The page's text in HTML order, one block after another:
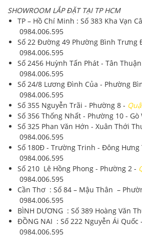
SHOWROOM LẮP ĐẶT TẠI TP HCM
TP – Hồ Chí Minh : Số 383 Kha Vạn
0984.006.595
Số 22 Đường 49 Phường Bình Trưng
0984.006.595
Số 2456 Huỳnh Tấn Phát - Tân
0984.006.595
Số 24/8 Lương Đình Của - Phường
0984.006.595
Số 355 Nguyễn Trãi - Phường 8 -
Số 356 Thống Nhất - Phường 10 - Gò
Số 325 Phan Văn Hớn - Xuân Thới
0984.006.595
Số 180Đ - Trường Trinh - Đông Hưng
0984.006.595
Số 210 Lê Hồng Phong - Phường 2 -
0984.006.595
Cần Thơ : Số 84 – Mậu Thân –
0984.006.595
BÌNH DƯƠNG : Số 389 Hoàng Văn
ĐỒNG NAI : Số 222 Nguyễn Ái Quốc
0984.006.595